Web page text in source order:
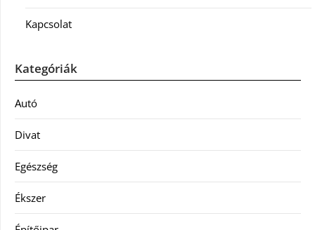
Kapcsolat
Kategóriák
Autó
Divat
Egészség
Ékszer